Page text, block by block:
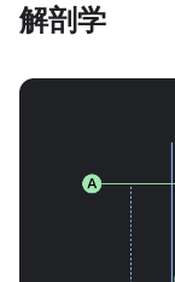
解剖学